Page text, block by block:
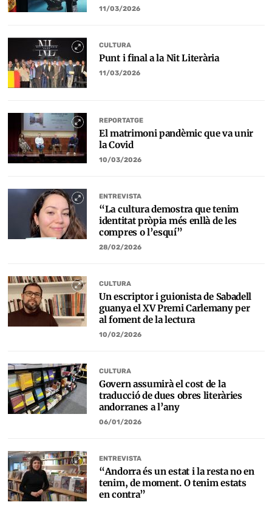
11/03/2026
CULTURA
Punt i final a la Nit Literària
11/03/2026
REPORTATGE
El matrimoni pandèmic que va unir
la Covid
10/03/2026
ENTREVISTA
“La cultura demostra que tenim
identitat pròpia més enllà de les
compres o l’esquí”
28/02/2026
CULTURA
Un escriptor i guionista de Sabadell
guanya el XV Premi Carlemany per
al foment de la lectura
10/02/2026
CULTURA
Govern assumirà el cost de la
traducció de dues obres literàries
andorranes a l’any
06/01/2026
ENTREVISTA
“Andorra és un estat i la resta no en
tenim, de moment. O tenim estats
en contra”